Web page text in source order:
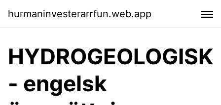
hurmaninvesterarrfun.web.app
HYDROGEOLOGISK
- engelsk